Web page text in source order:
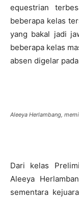
equestrian
beberapa kelas
yang bakal jadi
beberapa kelas
absen digelar
Aleeya Herlambang,
Dari kelas
Aleeya
sementara